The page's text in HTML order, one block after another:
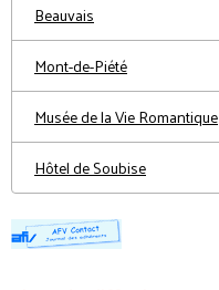
Beauvais
Mont-de-Piété
Musée de la Vie Romantique
Hôtel de Soubise